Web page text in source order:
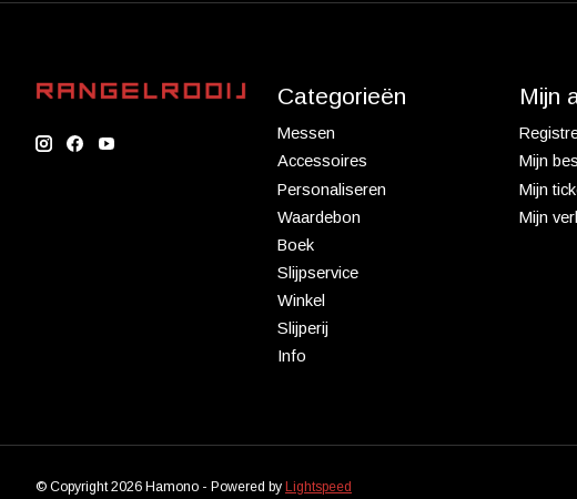
Categorieën
Messen
Accessoires
Personaliseren
Waardebon
Boek
Slijpservice
Winkel
Slijperij
Info
Mijn
Mijn
Mijn
Mijn
© Copyright 2026 Hamono - Powered by Lightspeed